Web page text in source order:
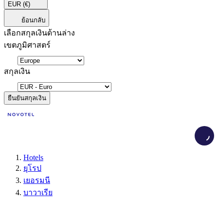
EUR (€)
ย้อนกลับ
เลือกสกุลเงินด้านล่าง
เขตภูมิศาสตร์
สกุลเงิน
ยืนยันสกุลเงิน
Hotels
ยุโรป
เยอรมนี
บาวาเรีย